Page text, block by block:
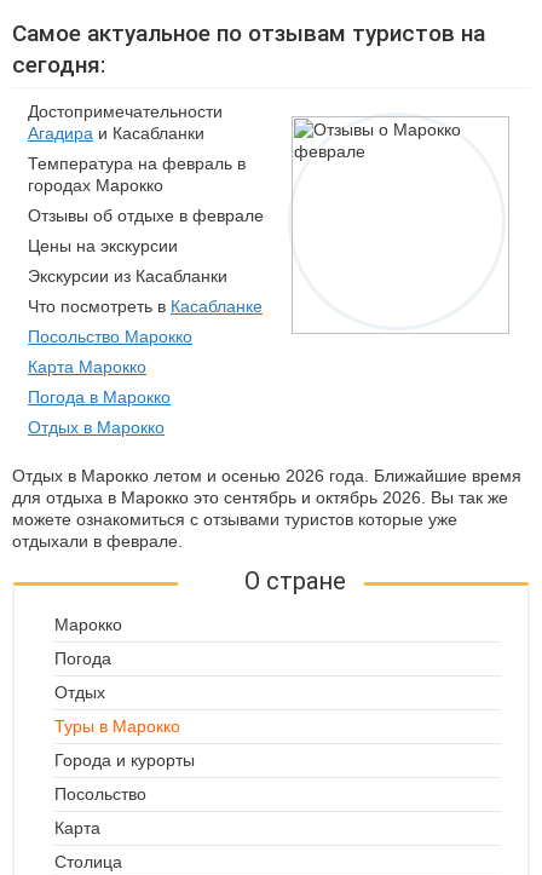
Самое актуальное по отзывам туристов на
сегодня:
Достопримечательности
Агадира и Касабланки
Температура на февраль в
городах Марокко
Отзывы об отдыхе в феврале
Цены на экскурсии
Экскурсии из Касабланки
Что посмотреть в Касабланке
Посольство Марокко
Карта Марокко
Погода в Марокко
Отдых в Марокко
Отдых в Марокко летом и осенью 2026 года. Ближайшие время
для отдыха в Марокко это сентябрь и октябрь 2026. Вы так же
можете ознакомиться с отзывами туристов которые уже
отдыхали в феврале.
О стране
Марокко
Погода
Отдых
Туры в Марокко
Города и курорты
Посольство
Карта
Столица